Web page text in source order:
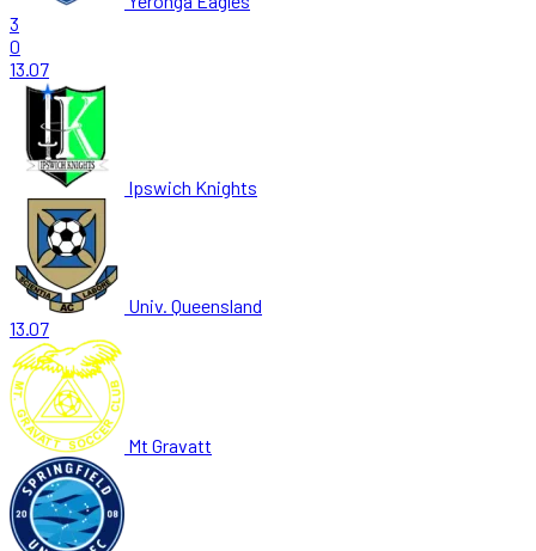
3
0
13.07
Ipswich Knights
Univ. Queensland
13.07
Mt Gravatt